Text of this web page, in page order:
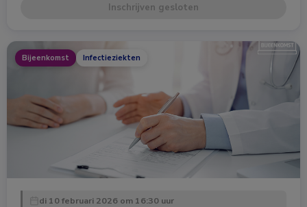
Inschrijven gesloten
Bijeenkomst Infectieziekten
di 10 februari 2026 om 16:30 uur